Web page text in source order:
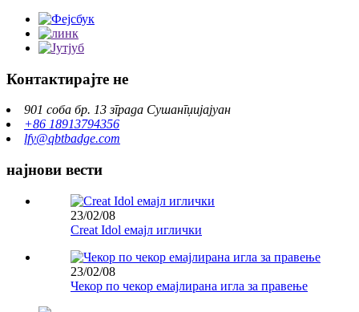
Контактирајте не
901 соба бр. 13 зграда Сушангџијајуан
+86 18913794356
lfy@qbtbadge.com
најнови вести
23/02/08
Creat Idol емајл иглички
23/02/08
Чекор по чекор емајлирана игла за правење